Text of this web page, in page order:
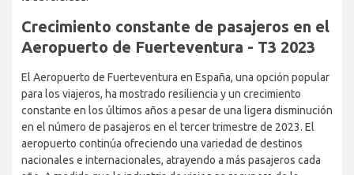
Crecimiento constante de pasajeros
en el Aeropuerto de Fuerteventura -
T3 2023
El Aeropuerto de Fuerteventura en España, una opción popular
para los viajeros, ha mostrado resiliencia y un crecimiento
constante en los últimos años a pesar de una ligera disminución
en el número de pasajeros en el tercer trimestre de 2023. El
aeropuerto continúa ofreciendo una variedad de destinos